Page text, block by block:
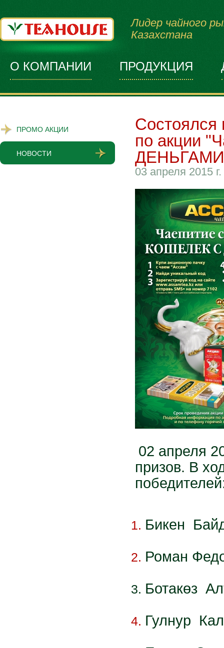
Лидер чайного
Казахстана
О КОМПАНИИ ПРОДУКЦИЯ
ПРОМО АКЦИИ
НОВОСТИ
Состоялся
по акции
03 апреля 2015 г.
02 апреля
призов. В
Бикен
Роман
Ботакөз
Гулнур